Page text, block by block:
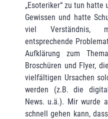
„Esoteriker“ zu tun
Gewissen und hatte
viel Verständnis,
entsprechende
Aufklärung zum
Broschüren und Flyer,
vielfältigen Ursachen
werden (z.B. die
News. u.ä.). Mir wurde
schnell gehen kann,